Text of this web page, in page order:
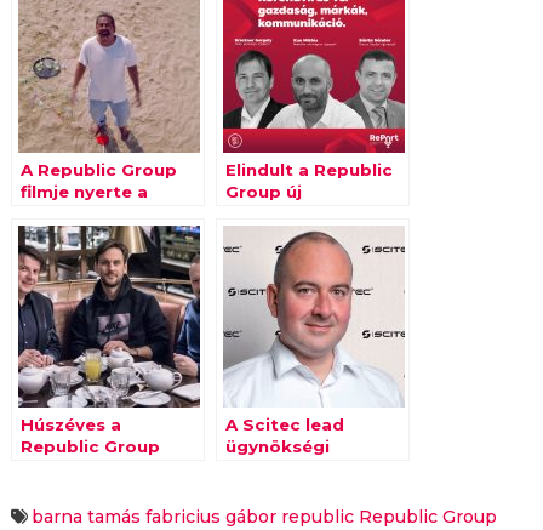
A Republic Group
filmje nyerte a
Elindult a Republic
Group új
podcastja, a RePort
Húszéves a
Republic Group
A Scitec lead
ügynökségi
barna tamás fabricius gábor republic Republic Group